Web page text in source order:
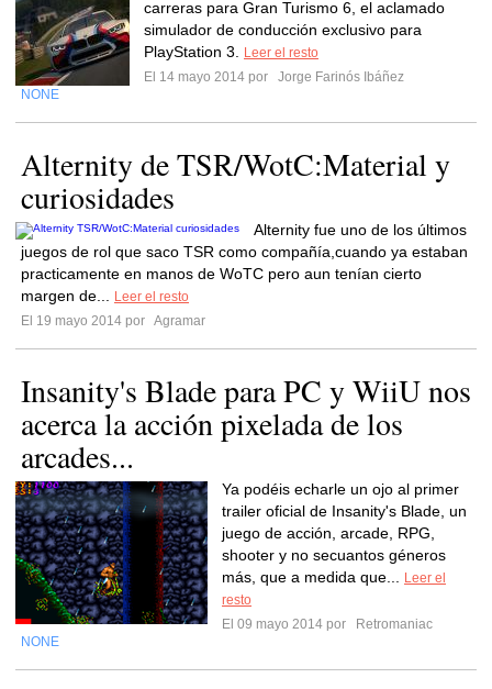
carreras para Gran Turismo 6, el aclamado
simulador de conducción exclusivo para
PlayStation 3.
Leer el resto
El 14 mayo 2014 por
Jorge Farinós Ibáñez
NONE
Alternity de TSR/WotC:Material y
curiosidades
Alternity fue uno de los últimos
juegos de rol que saco TSR como compañía,cuando ya estaban
practicamente en manos de WoTC pero aun tenían cierto
margen de...
Leer el resto
El 19 mayo 2014 por Agramar
Insanity's Blade para PC y WiiU nos
acerca la acción pixelada de los
arcades...
Ya podéis echarle un ojo al primer
trailer oficial de Insanity's Blade, un
juego de acción, arcade, RPG,
shooter y no secuantos géneros
más, que a medida que...
Leer el
resto
El 09 mayo 2014 por
Retromaniac
NONE